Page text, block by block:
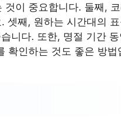
이 중요합니다. 둘째,
셋째, 원하는 시간대의
니다. 또한, 명절 기간
확인하는 것도 좋은 방법